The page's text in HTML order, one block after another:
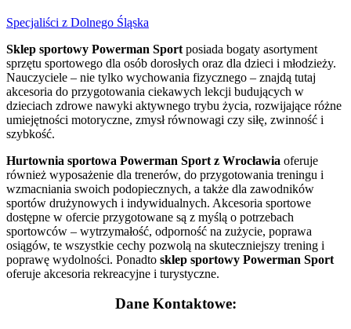
Specjaliści z Dolnego Śląska
Sklep sportowy Powerman Sport posiada bogaty asortyment
sprzętu sportowego dla osób dorosłych oraz dla dzieci i młodzieży.
Nauczyciele – nie tylko wychowania fizycznego – znajdą tutaj
akcesoria do przygotowania ciekawych lekcji budujących w
dzieciach zdrowe nawyki aktywnego trybu życia, rozwijające różne
umiejętności motoryczne, zmysł równowagi czy siłę, zwinność i
szybkość.
Hurtownia sportowa Powerman Sport z Wrocławia oferuje
również wyposażenie dla trenerów, do przygotowania treningu i
wzmacniania swoich podopiecznych, a także dla zawodników
sportów drużynowych i indywidualnych. Akcesoria sportowe
dostępne w ofercie przygotowane są z myślą o potrzebach
sportowców – wytrzymałość, odporność na zużycie, poprawa
osiągów, te wszystkie cechy pozwolą na skuteczniejszy trening i
poprawę wydolności. Ponadto sklep sportowy Powerman Sport
oferuje akcesoria rekreacyjne i turystyczne.
Dane Kontaktowe: